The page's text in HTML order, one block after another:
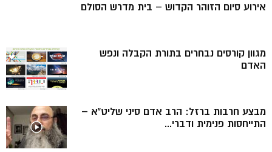
אירוע סיום הזוהר הקדוש – בית מדרש הסולם
מגוון קורסים נבחרים בתורת הקבלה ונפש
האדם
מבצע חרבות ברזל: הרב אדם סיני שליט”א –
התייחסות פנימית ודברי...